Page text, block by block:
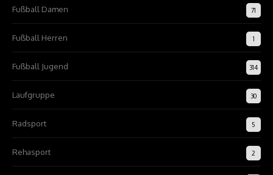
Fußball Damen 71
Fußball Herren 1
Fußball Jugend 314
Laufgruppe 30
Radsport 5
Rehasport 2